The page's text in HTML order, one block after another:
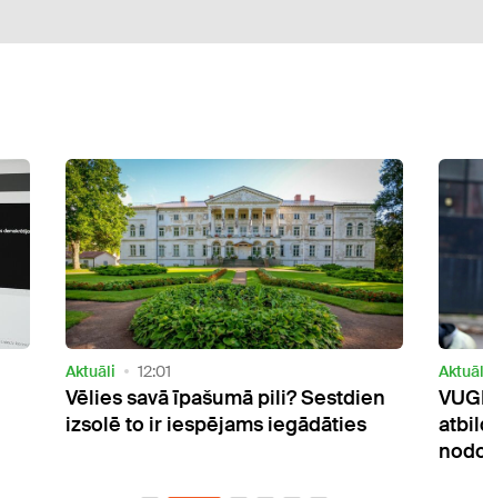
Aktuāli 13:31
VUGD amatpersonu lūdz saukt pie
atbildības par izvairīšanos no